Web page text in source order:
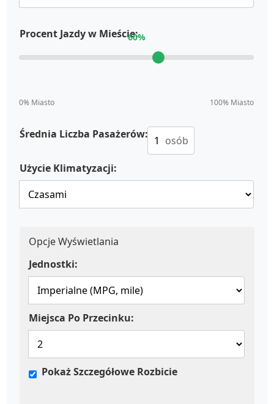
Procent Jazdy w Mieście:
60%
0% Miasto 100% Miasto
Średnia Liczba Pasażerów: osób
Użycie Klimatyzacji:
Opcje Wyświetlania
Jednostki:
Miejsca Po Przecinku:
Pokaż Szczegółowe Rozbicie